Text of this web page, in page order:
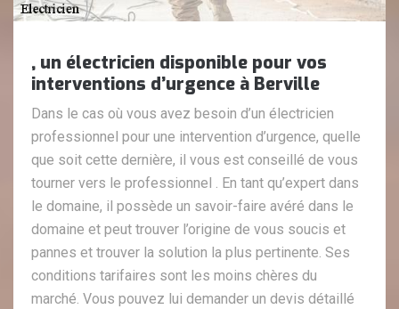
, un électricien disponible pour vos
interventions d’urgence à Berville
Dans le cas où vous avez besoin d’un électricien
professionnel pour une intervention d’urgence, quelle
que soit cette dernière, il vous est conseillé de vous
tourner vers le professionnel . En tant qu’expert dans
le domaine, il possède un savoir-faire avéré dans le
domaine et peut trouver l’origine de vous soucis et
pannes et trouver la solution la plus pertinente. Ses
conditions tarifaires sont les moins chères du
marché. Vous pouvez lui demander un devis détaillé